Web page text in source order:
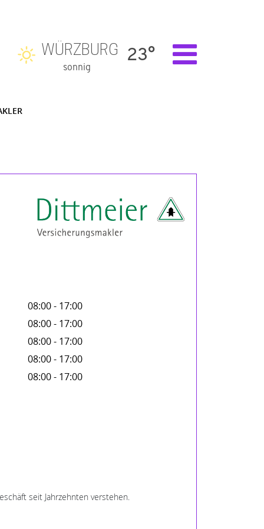
WÜRZBURG
sonnig
23°
08:00 - 17:00
08:00 - 17:00
08:00 - 17:00
08:00 - 17:00
08:00 - 17:00
seit Jahrzehnten verstehen.